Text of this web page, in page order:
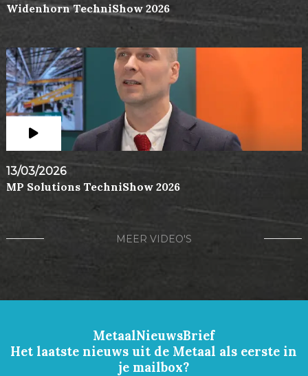
Widenhorn TechniShow 2026
13/03/2026
MP Solutions TechniShow 2026
MEER VIDEO'S
MetaalNieuwsBrief
Het laatste nieuws uit de Metaal als eerste in
je mailbox?